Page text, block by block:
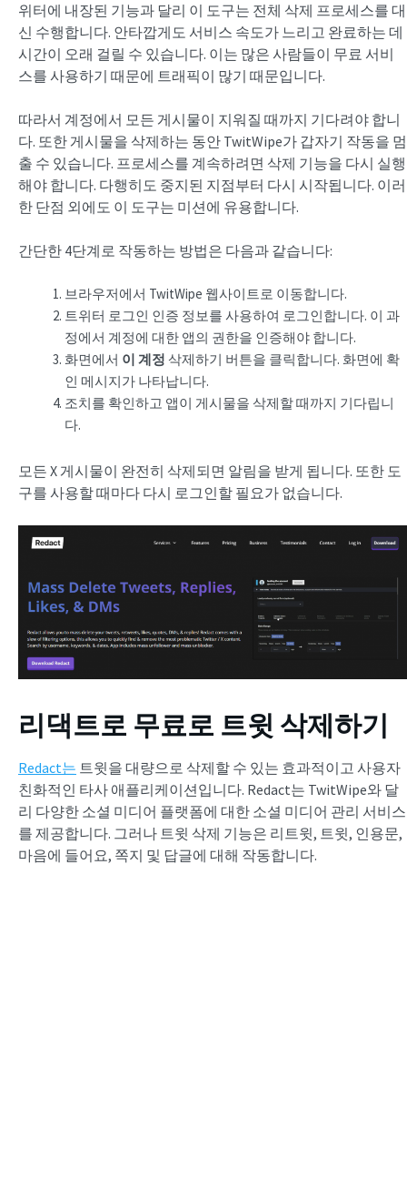
위터에 내장된 기능과 달리 이 도구는 전체 삭제 프로세스를 대
신 수행합니다. 안타깝게도 서비스 속도가 느리고 완료하는 데
시간이 오래 걸릴 수 있습니다. 이는 많은 사람들이 무료 서비
스를 사용하기 때문에 트래픽이 많기 때문입니다.
따라서 계정에서 모든 게시물이 지워질 때까지 기다려야 합니
다. 또한 게시물을 삭제하는 동안 TwitWipe가 갑자기 작동을 멈
출 수 있습니다. 프로세스를 계속하려면 삭제 기능을 다시 실행
해야 합니다. 다행히도 중지된 지점부터 다시 시작됩니다. 이러
한 단점 외에도 이 도구는 미션에 유용합니다.
간단한 4단계로 작동하는 방법은 다음과 같습니다:
브라우저에서 TwitWipe 웹사이트로 이동합니다.
트위터 로그인 인증 정보를 사용하여 로그인합니다. 이 과
정에서 계정에 대한 앱의 권한을 인증해야 합니다.
화면에서 이 계정 삭제하기 버튼을 클릭합니다. 화면에 확
인 메시지가 나타납니다.
조치를 확인하고 앱이 게시물을 삭제할 때까지 기다립니
다.
모든 X 게시물이 완전히 삭제되면 알림을 받게 됩니다. 또한 도
구를 사용할 때마다 다시 로그인할 필요가 없습니다.
리댁트로 무료로 트윗 삭제하기
Redact는 트윗을 대량으로 삭제할 수 있는 효과적이고 사용자
친화적인 타사 애플리케이션입니다. Redact는 TwitWipe와 달
리 다양한 소셜 미디어 플랫폼에 대한 소셜 미디어 관리 서비스
를 제공합니다. 그러나 트윗 삭제 기능은 리트윗, 트윗, 인용문,
마음에 들어요, 쪽지 및 답글에 대해 작동합니다.